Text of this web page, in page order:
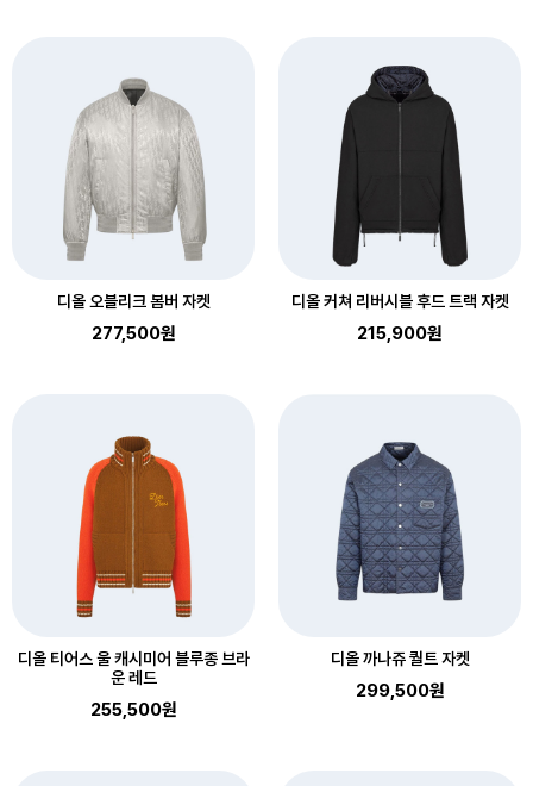
디올 오블리크 봄버 자켓
277,500원
디올 커쳐 리버시블 후드 트랙 자켓
215,900원
디올 티어스 울 캐시미어 블루종 브라
운 레드
255,500원
디올 까나쥬 퀄트 자켓
299,500원